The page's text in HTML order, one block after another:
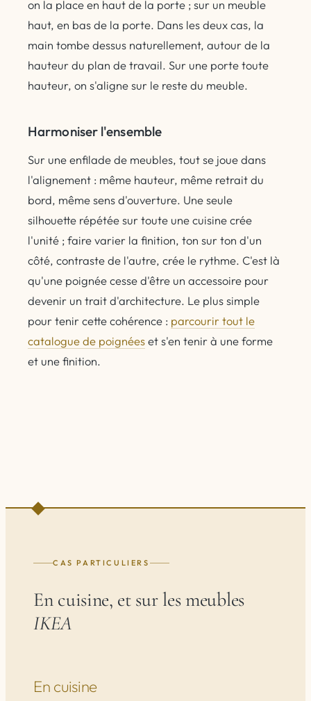
on la place en haut de la porte ; sur un meuble
haut, en bas de la porte. Dans les deux cas, la
main tombe dessus naturellement, autour de la
hauteur du plan de travail. Sur une porte toute
hauteur, on s'aligne sur le reste du meuble.
Harmoniser l'ensemble
Sur une enfilade de meubles, tout se joue dans
l'alignement : même hauteur, même retrait du
bord, même sens d'ouverture. Une seule
silhouette répétée sur toute une cuisine crée
l'unité ; faire varier la finition, ton sur ton d'un
côté, contraste de l'autre, crée le rythme. C'est là
qu'une poignée cesse d'être un accessoire pour
devenir un trait d'architecture. Le plus simple
pour tenir cette cohérence : parcourir tout le
catalogue de poignéeset s'en tenir à une forme
et une finition.
CAS PARTICULIERS
En cuisine, et sur les meubles
IKEA
En cuisine